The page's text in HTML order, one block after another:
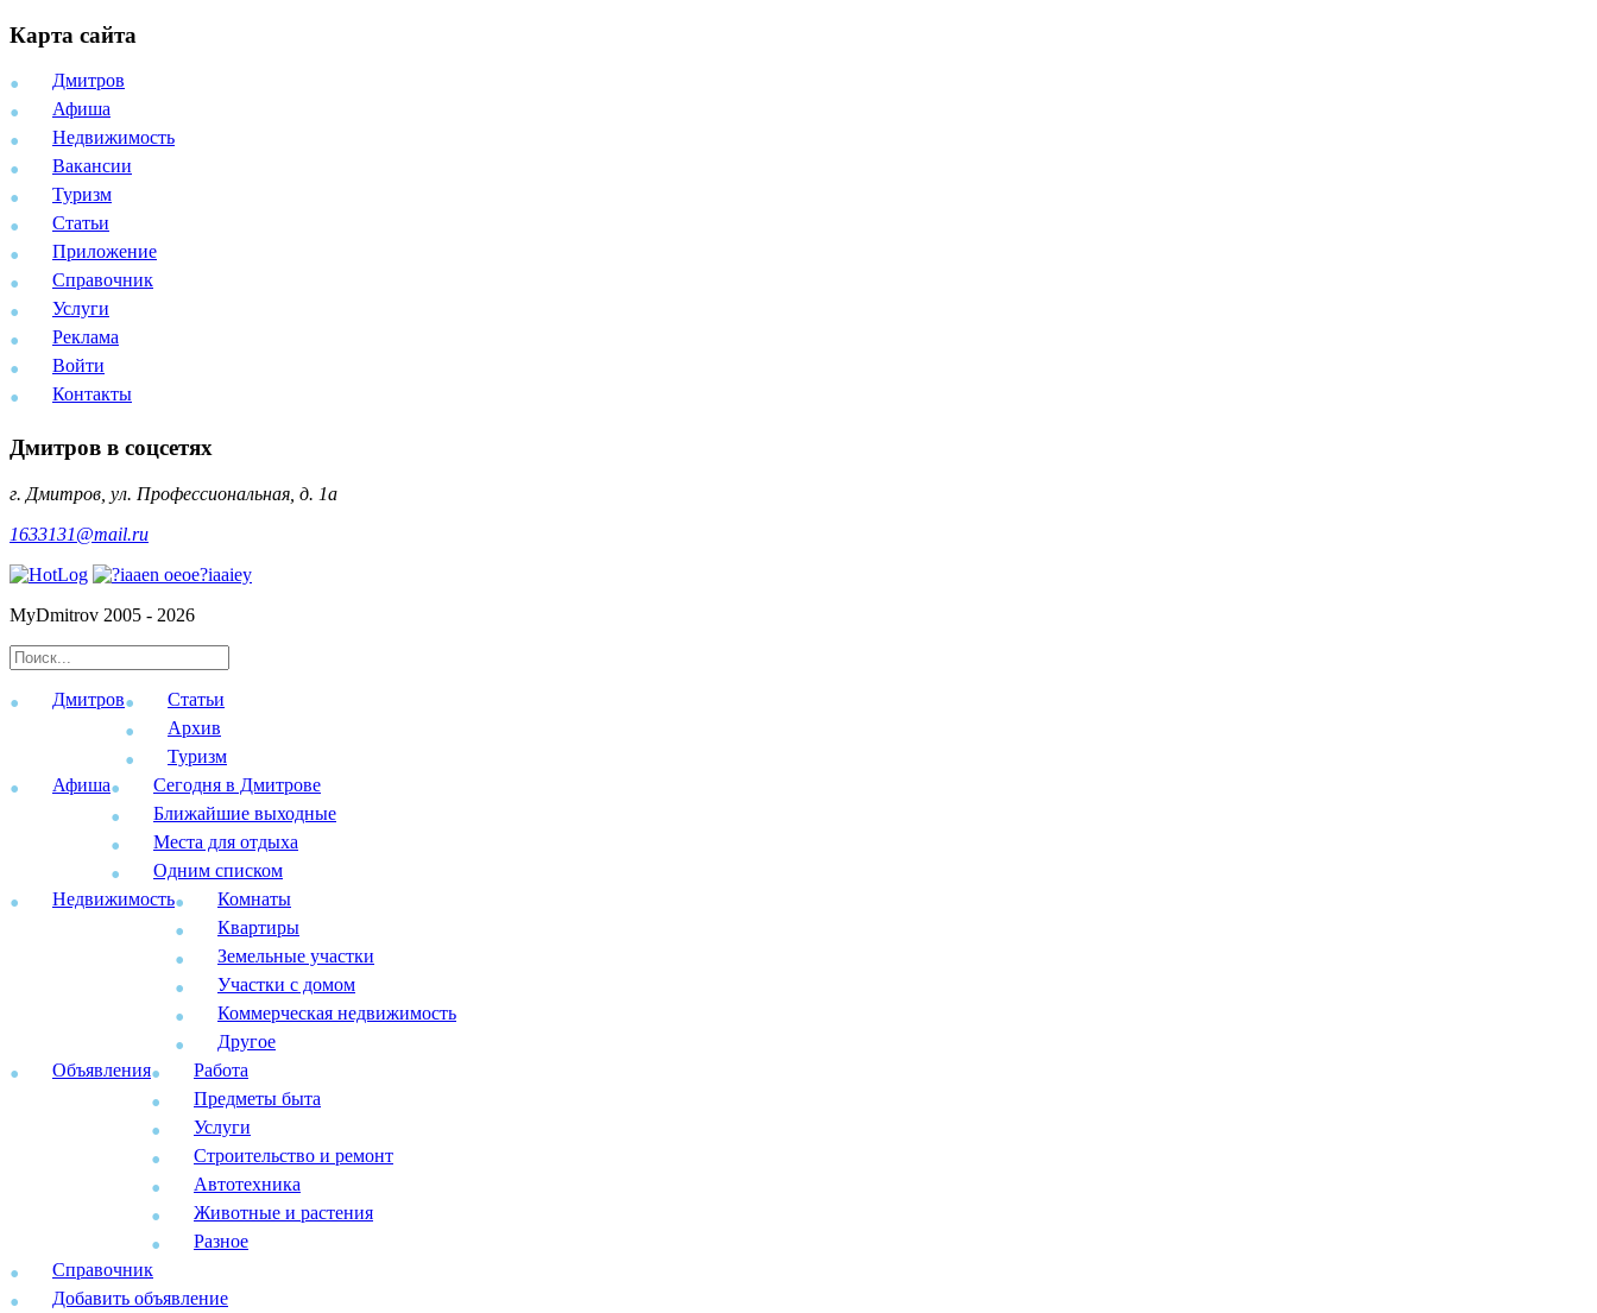
Карта сайта
Дмитров
Афиша
Недвижимость
Вакансии
Туризм
Статьи
Приложение
Справочник
Услуги
Реклама
Войти
Контакты
Дмитров в соцсетях
г. Дмитров, ул. Профессиональная, д. 1а
1633131@mail.ru
MyDmitrov 2005 - 2026
Дмитров
Статьи
Архив
Туризм
Афиша
Сегодня в Дмитрове
Ближайшие выходные
Места для отдыха
Одним списком
Недвижимость
Комнаты
Квартиры
Земельные участки
Участки с домом
Коммерческая недвижимость
Другое
Объявления
Работа
Предметы быта
Услуги
Строительство и ремонт
Автотехника
Животные и растения
Разное
Справочник
Добавить объявление